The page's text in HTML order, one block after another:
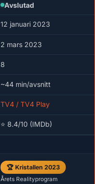
Avslutad
12 januari 2023
2 mars 2023
8
~44 min/avsnitt
TV4 / TV4 Play
⭐ 8.4/10 (IMDb)
🏆 Kristallen 2023
Årets Realityprogram